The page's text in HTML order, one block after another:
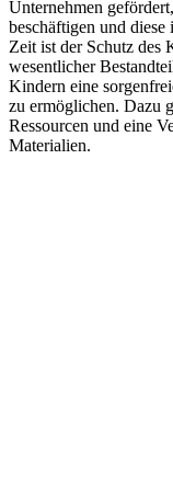
Unternehmen
beschäftigen und
Zeit ist der Schutz des
wesentlicher
Kindern eine
zu ermöglichen. Dazu
Ressourcen und eine
Materialien.